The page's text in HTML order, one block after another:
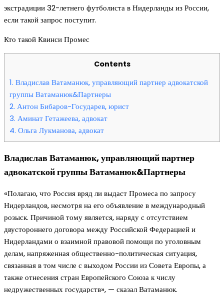
экстрадиции 32-летнего футболиста в Нидерланды из России,
если такой запрос поступит.
Кто такой Квинси Промес
Contents
1. Владислав Ватаманюк, управляющий партнер адвокатской
группы Ватаманюк&Партнеры
2. Антон Бибаров-Государев, юрист
3. Аминат Гетажеева, адвокат
4. Ольга Лукманова, адвокат
Владислав Ватаманюк, управляющий партнер
адвокатской группы Ватаманюк&Партнеры
«Полагаю, что Россия вряд ли выдаст Промеса по запросу
Нидерландов, несмотря на его объявление в международный
розыск. Причиной тому является, наряду с отсутствием
двустороннего договора между Российской Федерацией и
Нидерландами о взаимной правовой помощи по уголовным
делам, напряженная общественно-политическая ситуация,
связанная в том числе с выходом России из Совета Европы, а
также отнесения стран Европейского Союза к числу
недружественных государств», — сказал Ватаманюк.